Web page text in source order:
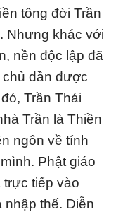
tông đời Trần
Nhưng khác với
nền độc lập đã
dần được
Trần Thái
Trần là Thiền
ngôn về tính
Phật giáo
trực tiếp vào
thế. Diễn